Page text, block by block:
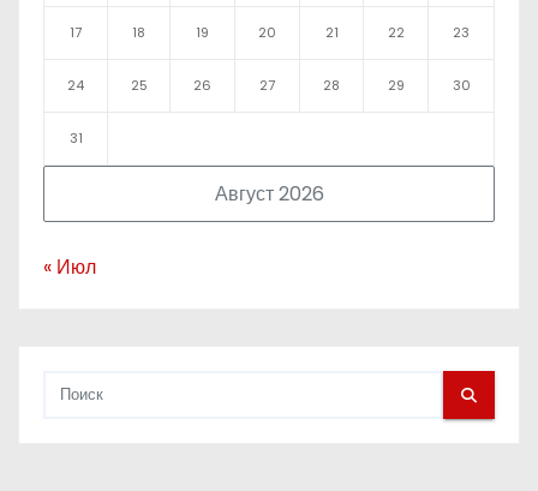
Август 2026
17 18 19 20 21 22 23
24 25 26 27 28 29 30
31
« Июл